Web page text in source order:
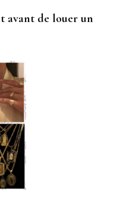
avant de louer un